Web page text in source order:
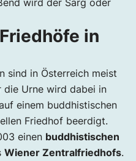
in
sind in Österreich meist
die Urne wird dabei in
einem buddhistischen
Friedhof beerdigt.
einen buddhistischen
Wiener Zentralfriedhofs.